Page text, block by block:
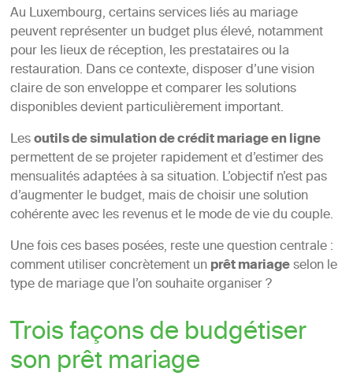
Au Luxembourg, certains services liés au mariage
peuvent représenter un budget plus élevé, notamment
pour les lieux de réception, les prestataires ou la
restauration. Dans ce contexte, disposer d’une vision
claire de son enveloppe et comparer les solutions
disponibles devient particulièrement important.
Lesoutils de simulation de crédit mariage en ligne
permettent de se projeter rapidement et d’estimer des
mensualités adaptées à sa situation. L’objectif n’est pas
d’augmenter le budget, mais de choisir une solution
cohérente avec les revenus et le mode de vie du couple.
Une fois ces bases posées, reste une question centrale :
comment utiliser concrètement unprêt mariageselon le
type de mariage que l’on souhaite organiser ?
Trois façons de budgétiser
son prêt mariage